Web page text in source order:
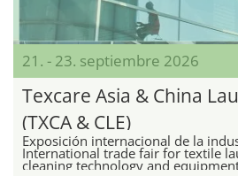
21. - 23. septiembre 2026
Texcare Asia & China
(TXCA & CLE)
Exposición internacional de la
International trade fair for textile
cleaning technology and